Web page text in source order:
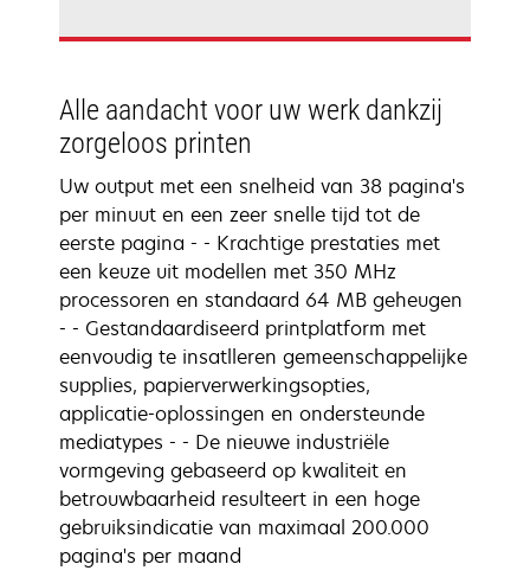
Alle aandacht voor uw werk dankzij
zorgeloos printen
Uw output met een snelheid van 38 pagina's
per minuut en een zeer snelle tijd tot de
eerste pagina - - Krachtige prestaties met
een keuze uit modellen met 350 MHz
processoren en standaard 64 MB geheugen
- - Gestandaardiseerd printplatform met
eenvoudig te insatlleren gemeenschappelijke
supplies, papierverwerkingsopties,
applicatie-oplossingen en ondersteunde
mediatypes - - De nieuwe industriële
vormgeving gebaseerd op kwaliteit en
betrouwbaarheid resulteert in een hoge
gebruiksindicatie van maximaal 200.000
pagina's per maand